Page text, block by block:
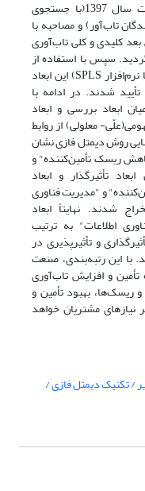
سیستماتیک ادبیات در شش‌ماهه نخست سال 1397(با جستجوی
تاب‌آور) و مصاحبه با
کلیدی و کلی تاب‌آوری
سپس با استفاده از
رویکرد تحلیل مسیر(تحلیل عامل تأییدی با نرم‌افزار SPLS) این ابعاد
تأیید شدند. در ادامه با
ابعاد بررسی و ابعاد
معلولی) از روابط
روش دیمتل فازی نشان
ریسک تأمین‌کننده" و
تأثیرگذار و ابعاد
و "مدیریت فناوری
شدند. نهایتاً ابعاد
اطلاعات" به ترتیب
و تأثیرپذیری در
با این رتبه‌بندی، صنعت
و افزایش تاب‌آوری
و ریسک‌ها، بهبود تأمین و
نیازهای مشتریان خواهد
/ تکنیک دیمتل فازی /